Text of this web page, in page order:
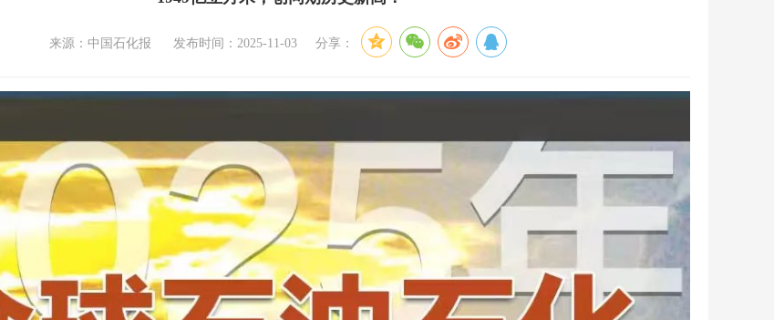
来源：中国石化报 发布时间：2025-11-03 分享：